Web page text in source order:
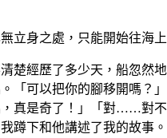
立身之處，只能開始往海
經歷了多少天，船忽然
可以把你的腳移開嗎？
真是奇了！」「對……
下和他講述了我的故事